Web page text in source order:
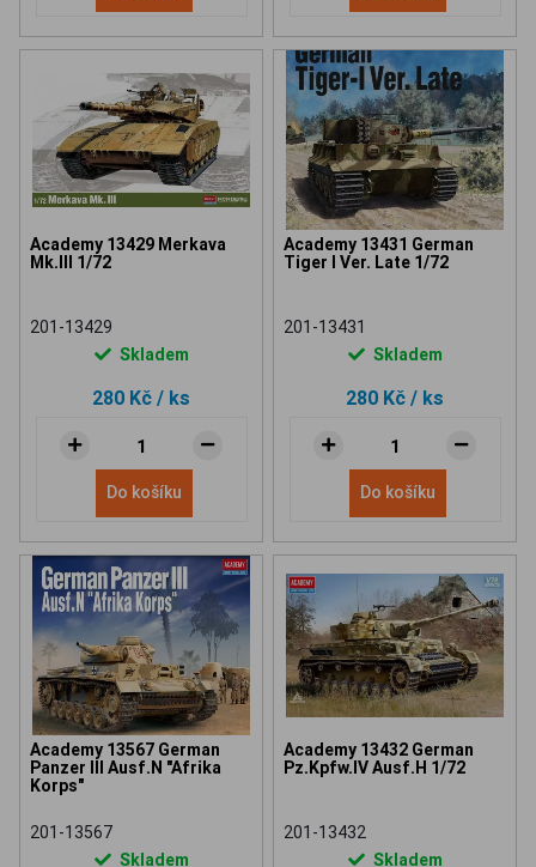
Academy 13429 Merkava
Mk.III 1/72
201-13429
Skladem
280 Kč / ks
Do košíku
Academy 13431 German
Tiger I Ver. Late 1/72
201-13431
Skladem
280 Kč / ks
Do košíku
Academy 13567 German
Panzer III Ausf.N "Afrika
Korps"
201-13567
Skladem
Academy 13432 German
Pz.Kpfw.IV Ausf.H 1/72
201-13432
Skladem